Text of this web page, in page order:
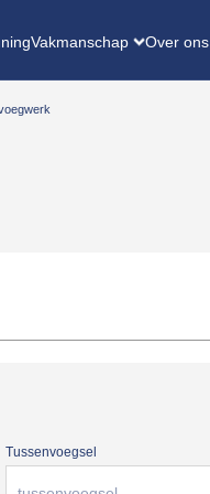
Vakmanschap Over ons
Tussenvoegsel